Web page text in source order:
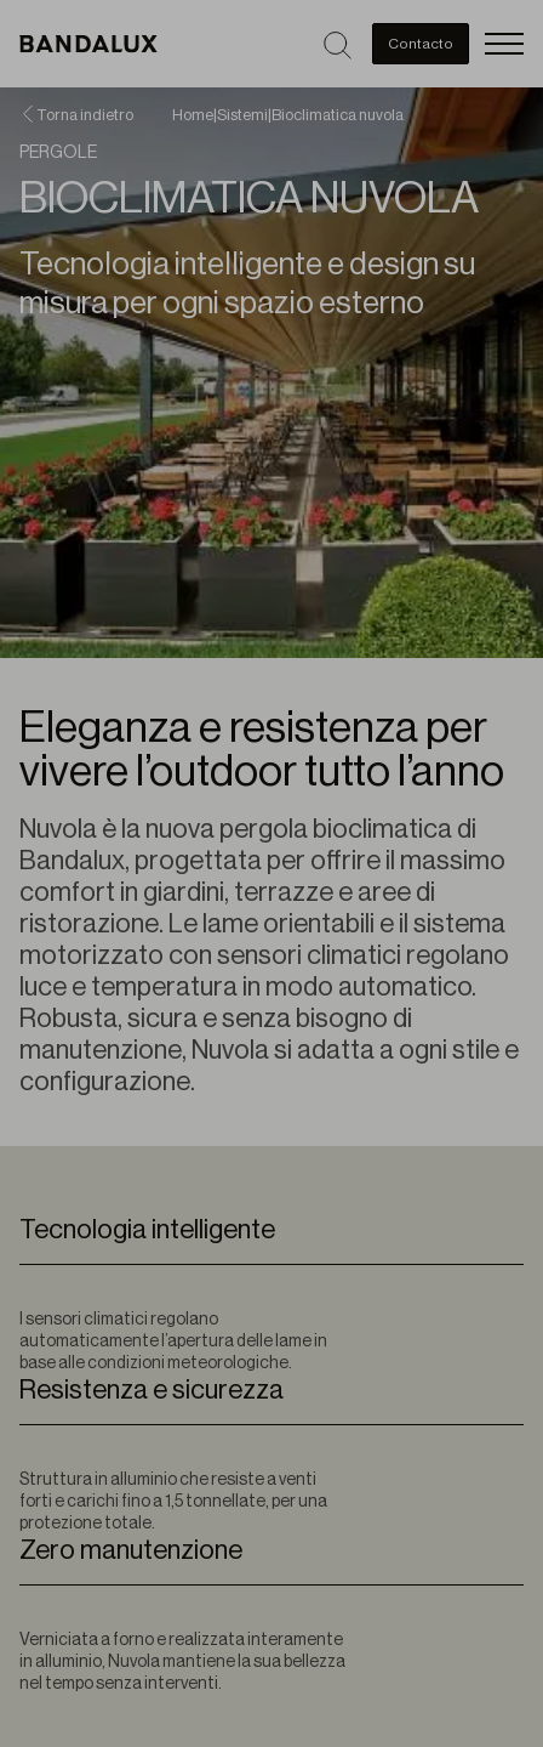
Contacto
Torna indietro Home Sistemi Bioclimatica nuvola
PERGOLE
BIOCLIMATICA NUVOLA
Tecnologia intelligente e design su
misura per ogni spazio esterno
Eleganza e resistenza per
vivere l’outdoor tutto l’anno
Nuvola è la nuova pergola bioclimatica di
Bandalux, progettata per offrire il massimo
comfort in giardini, terrazze e aree di
ristorazione. Le lame orientabili e il sistema
motorizzato con sensori climatici regolano
luce e temperatura in modo automatico.
Robusta, sicura e senza bisogno di
manutenzione, Nuvola si adatta a ogni stile e
configurazione.
Tecnologia intelligente
I sensori climatici regolano
automaticamente l’apertura delle lame in
base alle condizioni meteorologiche.
Resistenza e sicurezza
Struttura in alluminio che resiste a venti
forti e carichi fino a 1,5 tonnellate, per una
protezione totale.
Zero manutenzione
Verniciata a forno e realizzata interamente
in alluminio, Nuvola mantiene la sua bellezza
nel tempo senza interventi.